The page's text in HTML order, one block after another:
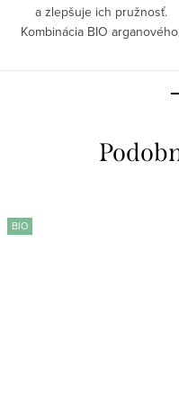
a zlepšuje ich pružnosť.
Kombinácia BIO
vlákno a pomáha
BIO